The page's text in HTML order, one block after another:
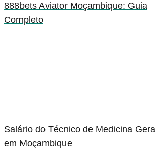
888bets Aviator Moçambique: Guia
Completo
Salário do Técnico de Medicina Geral
em Moçambique